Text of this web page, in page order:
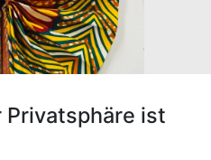
Privatsphäre ist